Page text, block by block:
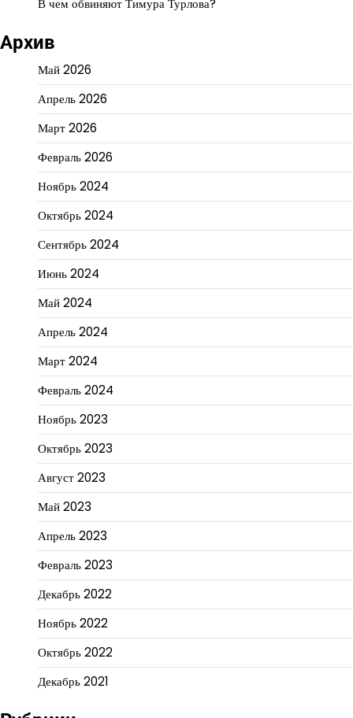
В чем обвиняют Тимура Турлова?
Архив
Май 2026
Апрель 2026
Март 2026
Февраль 2026
Ноябрь 2024
Октябрь 2024
Сентябрь 2024
Июнь 2024
Май 2024
Апрель 2024
Март 2024
Февраль 2024
Ноябрь 2023
Октябрь 2023
Август 2023
Май 2023
Апрель 2023
Февраль 2023
Декабрь 2022
Ноябрь 2022
Октябрь 2022
Декабрь 2021